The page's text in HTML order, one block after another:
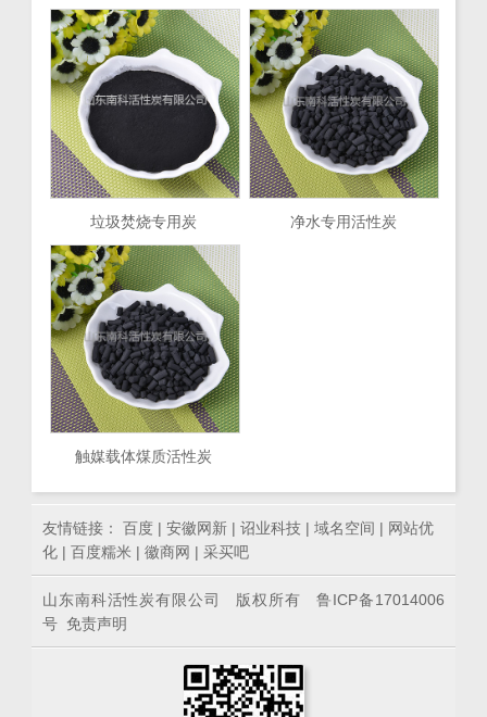
垃圾焚烧专用炭 净水专用活性炭
触媒载体煤质活性炭
友情链接： 百度 | 安徽网新 | 诏业科技 | 域名空间 | 网站优
化 | 百度糯米 | 徽商网 | 采买吧
山东南科活性炭有限公司 版权所有鲁ICP备17014006
号 免责声明